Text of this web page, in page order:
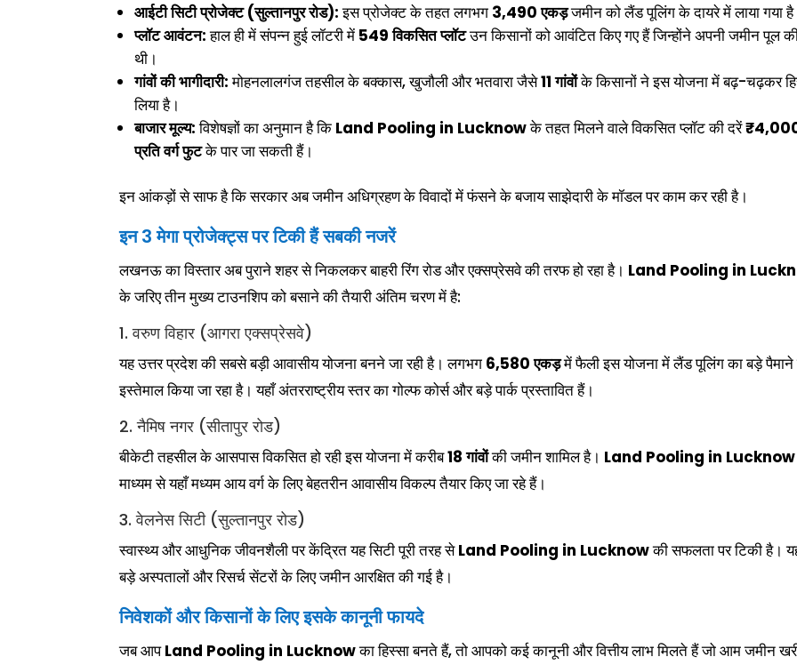
आईटी सिटी प्रोजेक्ट (सुल्तानपुर रोड):इस प्रोजेक्ट के तहत लगभग 3,490 एकड़जमीन को लैंड पूलिंग के दायरे में लाया गया
प्लॉट आवंटन:हाल ही में संपन्न हुई लॉटरी में 549 विकसित प्लॉटउन किसानों को आवंटित किए गए हैं जिन्होंने अपनी जमीन पूल
थी।
गांवों की भागीदारी:मोहनलालगंज तहसील के बक्कास, खुजौली और भतवारा जैसे11 गांवोंके किसानों ने इस योजना में बढ़-चढ़कर
लिया है।
बाजार मूल्य:विशेषज्ञों का अनुमान है कि Land Pooling in Lucknowके तहत मिलने वाले विकसित प्लॉट की दरें
प्रति वर्ग फुटके पार जा सकती हैं।
इन आंकड़ों से साफ है कि सरकार अब जमीन अधिग्रहण के विवादों में फंसने के बजाय साझेदारी के मॉडल पर काम कर रही है।
इन 3 मेगा प्रोजेक्ट्स पर टिकी हैं सबकी नजरें
लखनऊ का विस्तार अब पुराने शहर से निकलकर बाहरी रिंग रोड और एक्सप्रेसवे की तरफ हो रहा है। Land Pooling in
के जरिए तीन मुख्य टाउनशिप को बसाने की तैयारी अंतिम चरण में है:
1. वरुण विहार (आगरा एक्सप्रेसवे)
यह उत्तर प्रदेश की सबसे बड़ी आवासीय योजना बनने जा रही है। लगभग 6,580 एकड़में फैली इस योजना में लैंड पूलिंग का बड़े पैमाने
इस्तेमाल किया जा रहा है। यहाँ अंतरराष्ट्रीय स्तर का गोल्फ कोर्स और बड़े पार्क प्रस्तावित हैं।
2. नैमिष नगर (सीतापुर रोड)
बीकेटी तहसील के आसपास विकसित हो रही इस योजना में करीब18 गांवोंकी जमीन शामिल है। Land Pooling in Lucknow
माध्यम से यहाँ मध्यम आय वर्ग के लिए बेहतरीन आवासीय विकल्प तैयार किए जा रहे हैं।
3. वेलनेस सिटी (सुल्तानपुर रोड)
स्वास्थ्य और आधुनिक जीवनशैली पर केंद्रित यह सिटी पूरी तरह सेLand Pooling in Lucknowकी सफलता पर टिकी है।
बड़े अस्पतालों और रिसर्च सेंटरों के लिए जमीन आरक्षित की गई है।
निवेशकों और किसानों के लिए इसके कानूनी फायदे
जब आपLand Pooling in Lucknowका हिस्सा बनते हैं, तो आपको कई कानूनी और वित्तीय लाभ मिलते हैं जो आम जमीन